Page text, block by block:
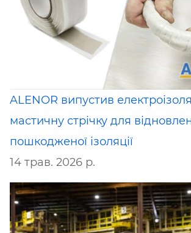
ALENOR випустив
мастичну стрічку для
пошкодженої ізоляції
14 трав. 2026 р.